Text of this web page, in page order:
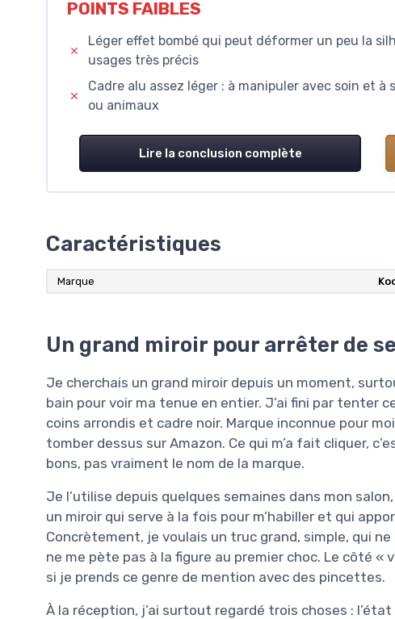
POINTS FAIBLES
Léger effet bombé qui peut déformer un peu la
usages très précis
Cadre alu assez léger : à manipuler avec soin et
ou animaux
Lire la conclusion complète
Caractéristiques
Marque
Un grand miroir pour arrêter de
Je cherchais un grand miroir depuis un moment,
bain pour voir ma tenue en entier. J’ai fini par tenter
coins arrondis et cadre noir. Marque inconnue pour
tomber dessus sur Amazon. Ce qui m’a fait cliquer,
bons, pas vraiment le nom de la marque.
Je l’utilise depuis quelques semaines dans mon
un miroir qui serve à la fois pour m’habiller et qui
Concrètement, je voulais un truc grand, simple, qui
ne me pète pas à la figure au premier choc. Le côté «
si je prends ce genre de mention avec des pincettes.
À la réception, j’ai surtout regardé trois choses :